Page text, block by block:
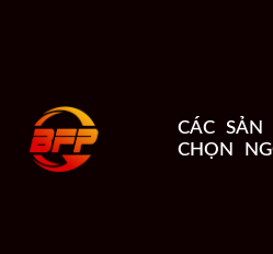
CÁC SẢN
CHỌN